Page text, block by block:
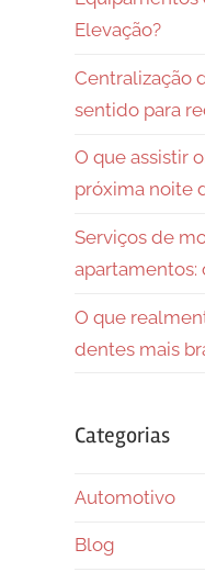
Elevação?
Centralização
sentido para
O que assistir
próxima noite
Serviços de
apartamentos:
O que
dentes mais
Categorias
Automotivo
Blog